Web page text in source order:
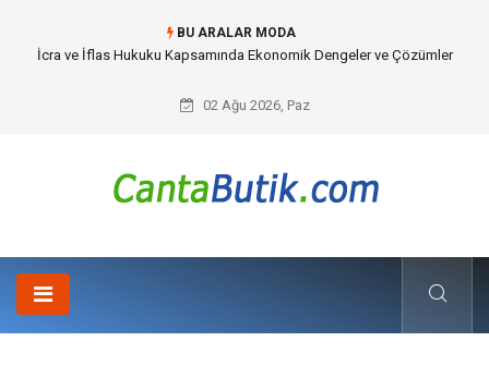
BU ARALAR MODA
İcra ve İflas Hukuku Kapsamında Ekonomik Dengeler ve Çözümler
02 Ağu 2026, Paz